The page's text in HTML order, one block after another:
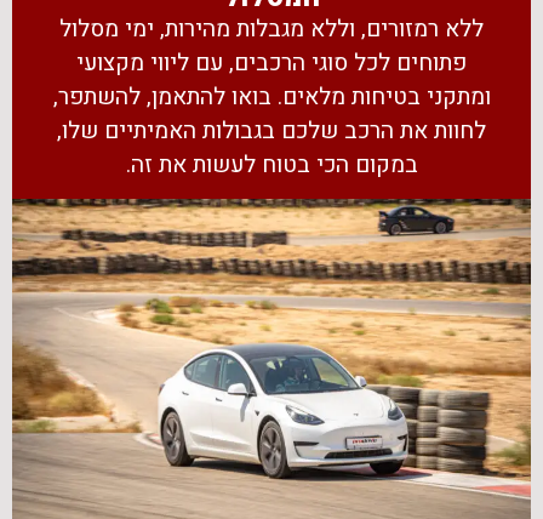
ללא רמזורים, וללא מגבלות מהירות, ימי מסלול
פתוחים לכל סוגי הרכבים, עם ליווי מקצועי
ומתקני בטיחות מלאים. בואו להתאמן, להשתפר,
לחוות את הרכב שלכם בגבולות האמיתיים שלו,
במקום הכי בטוח לעשות את זה.